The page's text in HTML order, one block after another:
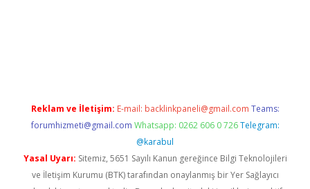
Reklam ve İletişim: E-mail: backlinkpaneli@gmail.com Teams:
forumhizmeti@gmail.com Whatsapp: 0262 606 0 726 Telegram:
@karabul
Yasal Uyarı: Sitemiz, 5651 Sayılı Kanun gereğince Bilgi Teknolojileri
ve İletişim Kurumu (BTK) tarafından onaylanmış bir Yer Sağlayıcı